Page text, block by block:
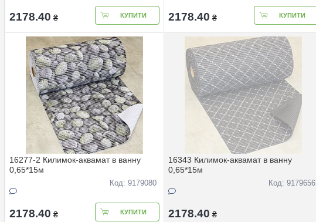
2178.40 ₴ КУПИТИ 2178.40 ₴ КУПИТИ
16277-2 Килимок-аквамат в ванну
0,65*15м
Код: 9179080
2178.40 ₴ КУПИТИ
16343 Килимок-аквамат в ванну
0,65*15м
Код: 9179656
2178.40 ₴